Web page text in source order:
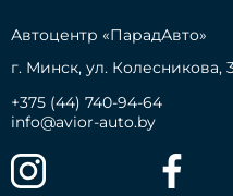
Автоцентр «ПарадАвто»
г. Минск, ул. Колесникова,
+375 (44) 740-94-64
info@avior-auto.by